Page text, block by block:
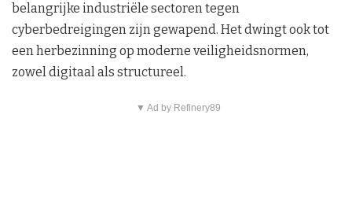
belangrijke industriële sectoren tegen
cyberbedreigingen zijn gewapend. Het dwingt ook tot
een herbezinning op moderne veiligheidsnormen,
zowel digitaal als structureel.
▼ Ad by Refinery89